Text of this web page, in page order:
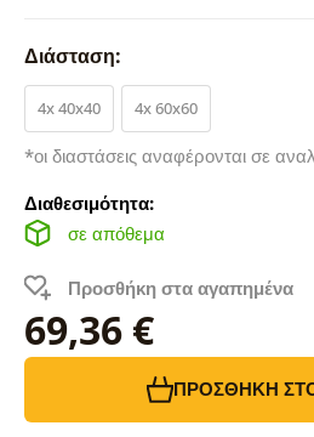
Διάσταση:
4x 40x40 4x 60x60
*οι διαστάσεις αναφέρονται σε
Διαθεσιμότητα:
σε απόθεμα
Προσθήκη στα αγαπημένα
69,36 €
ΠΡΟΣΘΉΚΗ